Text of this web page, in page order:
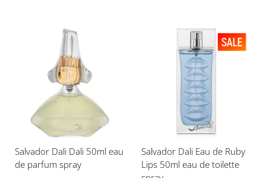
verlanglijst
Salvador Dali Dali 50ml eau
de parfum spray
Voeg
verlanglijst
Salvador Dali Eau de Ruby
Lips 50ml eau de toilette